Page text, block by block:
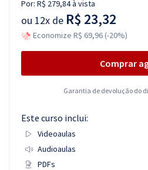
Por: R$ 279,84à vista
ou 12x de R$ 23,32
Economize R$ 69,96 (-20%)
Comprar
Garantia de devolução do
Este curso inclui:
Videoaulas
Audioaulas
PDFs